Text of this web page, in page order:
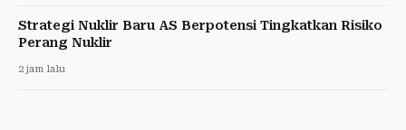
Strategi Nuklir Baru AS Berpotensi Tingkatkan Risiko
Perang Nuklir
2 jam lalu